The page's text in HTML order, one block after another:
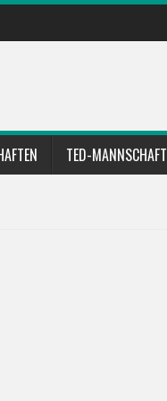
TED-MANNSCHAFT